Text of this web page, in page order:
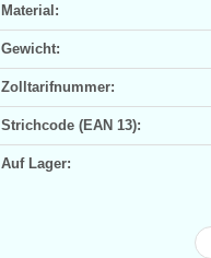
Material:
Gewicht:
Zolltarifnummer:
Strichcode (EAN 13):
Auf Lager: